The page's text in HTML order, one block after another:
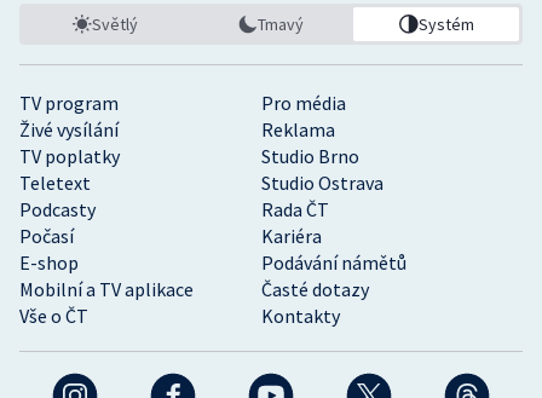
TV program
Pro média
Živé vysílání
Reklama
TV poplatky
Studio Brno
Teletext
Studio Ostrava
Podcasty
Rada ČT
Počasí
Kariéra
E-shop
Podávání námětů
Mobilní a TV aplikace
Časté dotazy
Vše o ČT
Kontakty
Světlý Tmavý Systém